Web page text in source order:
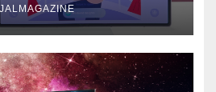
plegable